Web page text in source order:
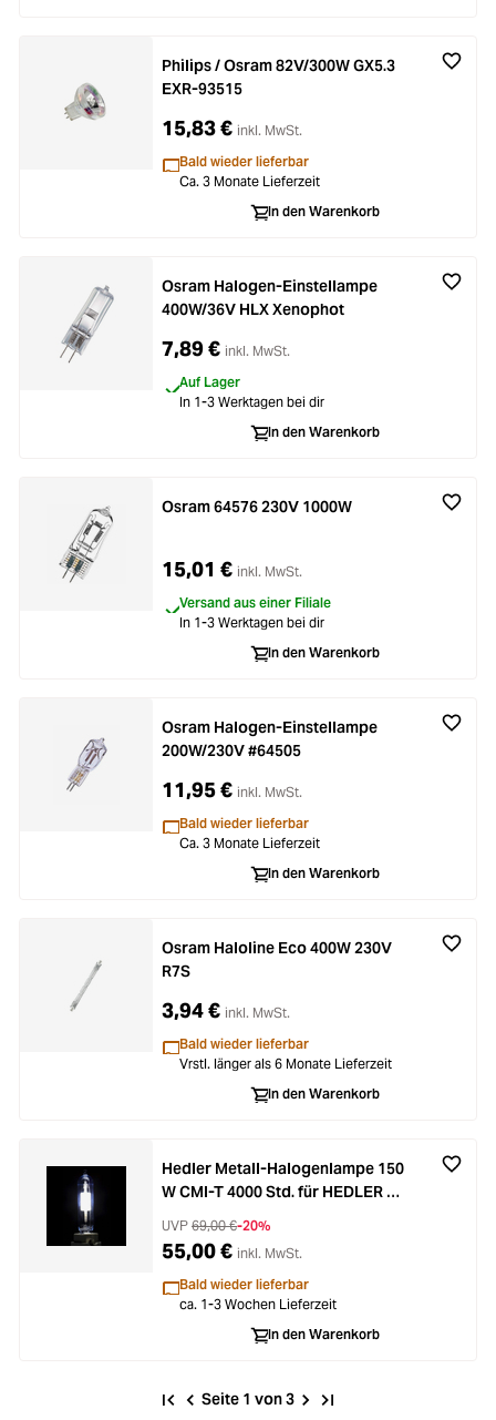
Philips / Osram 82V/300W GX5.3
EXR-93515
15,83 € inkl. MwSt.
Bald wieder lieferbar
Ca. 3 Monate Lieferzeit
In den Warenkorb
Osram Halogen-Einstellampe
400W/36V HLX Xenophot
7,89 € inkl. MwSt.
Auf Lager
In 1-3 Werktagen bei dir
In den Warenkorb
Osram 64576 230V 1000W
15,01 € inkl. MwSt.
Versand aus einer Filiale
In 1-3 Werktagen bei dir
In den Warenkorb
Osram Halogen-Einstellampe
200W/230V #64505
11,95 € inkl. MwSt.
Bald wieder lieferbar
Ca. 3 Monate Lieferzeit
In den Warenkorb
Osram Haloline Eco 400W 230V
R7S
3,94 € inkl. MwSt.
Bald wieder lieferbar
Vrstl. länger als 6 Monate Lieferzeit
In den Warenkorb
Hedler Metall-Halogenlampe 150
W CMI-T 4000 Std. für HEDLER DX
UVP 69,00 €-20%
55,00 € inkl. MwSt.
Bald wieder lieferbar
ca. 1-3 Wochen Lieferzeit
In den Warenkorb
Seite 1 von 3